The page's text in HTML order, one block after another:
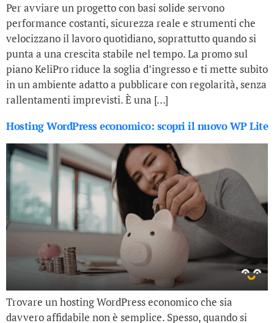
Per avviare un progetto con basi solide servono
performance costanti, sicurezza reale e strumenti che
velocizzano il lavoro quotidiano, soprattutto quando si
punta a una crescita stabile nel tempo. La promo sul
piano KeliPro riduce la soglia d’ingresso e ti mette subito
in un ambiente adatto a pubblicare con regolarità, senza
rallentamenti imprevisti. È una […]
Hosting WordPress economico: scopri il nuovo WP Lite
Trovare un hosting WordPress economico che sia
davvero affidabile non è semplice. Spesso, quando si